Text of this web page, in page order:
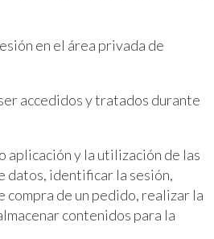
en el área privada de
accedidos y tratados durante
aplicación y la utilización de las
datos, identificar la sesión,
de un pedido, realizar la
contenidos para la